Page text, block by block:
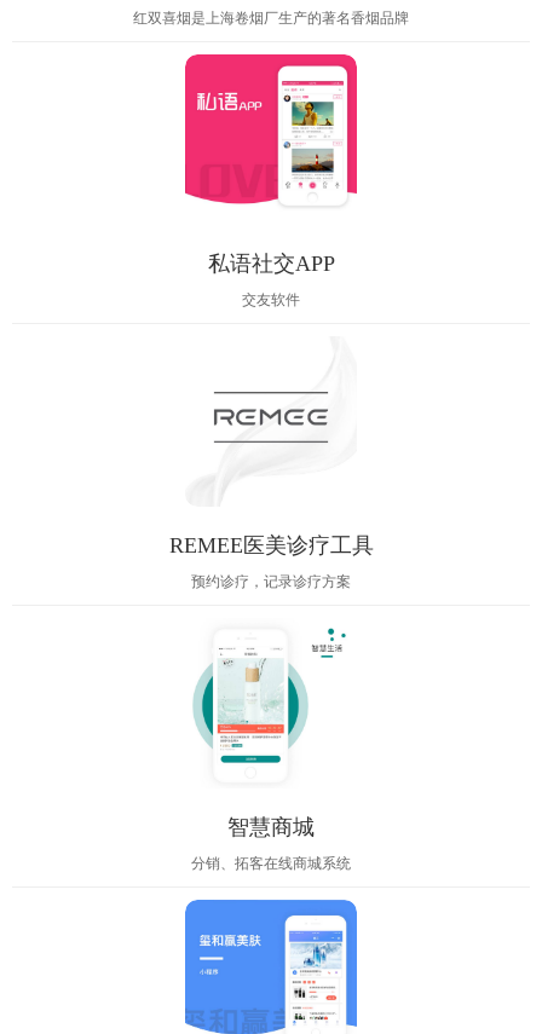
红双喜烟是上海卷烟厂生产的著名香烟品牌
私语社交APP
交友软件
REMEE医美诊疗工具
预约诊疗，记录诊疗方案
智慧商城
分销、拓客在线商城系统